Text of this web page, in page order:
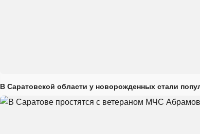
В Саратовской области у новорожденных стали